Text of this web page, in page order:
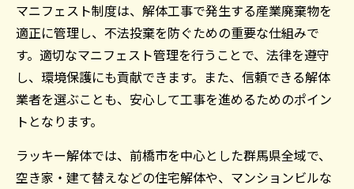
マニフェスト制度は、解体工事で発生する産業廃棄物を
適正に管理し、不法投棄を防ぐための重要な仕組みで
す。適切なマニフェスト管理を行うことで、法律を遵守
し、環境保護にも貢献できます。また、信頼できる解体
業者を選ぶことも、安心して工事を進めるためのポイン
トとなります。
ラッキー解体では、前橋市を中心とした群馬県全域で、
空き家・建て替えなどの住宅解体や、マンションビルな